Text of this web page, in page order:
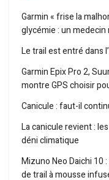
Garmin « frise la
glycémie : un
Le trail est entré dans
Garmin Epix Pro 2,
montre GPS choisir
Canicule : faut-il
La canicule revient :
déni climatique
Mizuno Neo Daichi 10
de trail à mousse